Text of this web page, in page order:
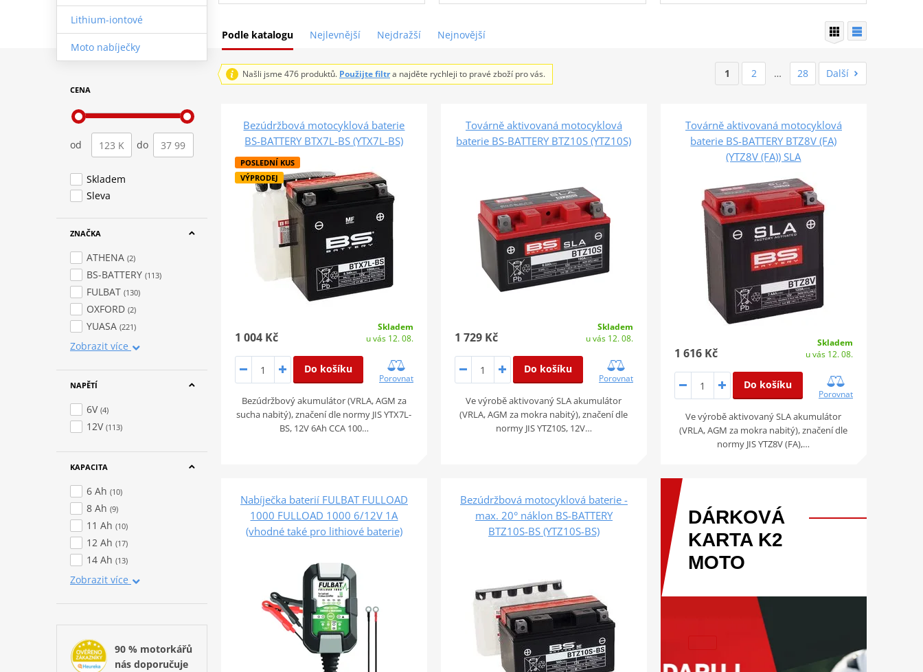
Podle katalogu Nejlevnější Nejdražší Nejnovější
Lithium-iontové
Moto nabíječky
CENA
od do
Skladem
Sleva
ZNAČKA
ATHENA (2)
BS-BATTERY (113)
FULBAT (130)
OXFORD (2)
YUASA (221)
Zobrazit více
NAPĚTÍ
6V (4)
12V (113)
KAPACITA
6 Ah (10)
8 Ah (9)
11 Ah (10)
12 Ah (17)
14 Ah (13)
Zobrazit více
90 % motorkářů
nás doporučuje
1 2 … 28 Další
Našli jsme 476 produktů. Použijte filtra najděte rychleji to pravé zboží pro vás.
Bezúdržbová motocyklová baterie
BS-BATTERY BTX7L-BS (YTX7L-BS)
POSLEDNÍ KUS
VÝPRODEJ
1 004 Kč
Skladem
u vás 12. 08.
Do košíku
Porovnat
Bezúdržbový akumulátor (VRLA, AGM za
sucha nabitý), značení dle normy JIS YTX7L-
BS, 12V 6Ah CCA 100…
Továrně aktivovaná motocyklová
baterie BS-BATTERY BTZ10S (YTZ10S)
1 729 Kč
Skladem
u vás 12. 08.
Do košíku
Porovnat
Ve výrobě aktivovaný SLA akumulátor
(VRLA, AGM za mokra nabitý), značení dle
normy JIS YTZ10S, 12V…
Továrně aktivovaná motocyklová
baterie BS-BATTERY BTZ8V (FA)
(YTZ8V (FA)) SLA
1 616 Kč
Skladem
u vás 12. 08.
Do košíku
Porovnat
Ve výrobě aktivovaný SLA akumulátor
(VRLA, AGM za mokra nabitý), značení dle
normy JIS YTZ8V (FA),…
Nabíječka baterií FULBAT FULLOAD
1000 FULLOAD 1000 6/12V 1A
(vhodné také pro lithiové baterie)
Bezúdržbová motocyklová baterie -
max. 20° náklon BS-BATTERY
BTZ10S-BS (YTZ10S-BS)
DÁRKOVÁ
KARTA K2
MOTO